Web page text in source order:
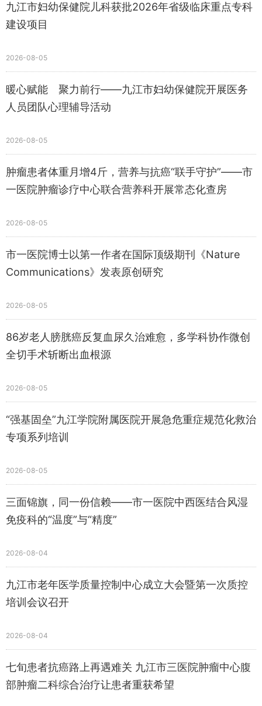
九江市妇幼保健院儿科获批2026年省级临床重点专科
建设项目
2026-08-05
暖心赋能 聚力前行——九江市妇幼保健院开展医务
人员团队心理辅导活动
2026-08-05
肿瘤患者体重月增4斤，营养与抗癌“联手守护”——市
一医院肿瘤诊疗中心联合营养科开展常态化查房
2026-08-05
市一医院博士以第一作者在国际顶级期刊《Nature
Communications》发表原创研究
2026-08-05
86岁老人膀胱癌反复血尿久治难愈，多学科协作微创
全切手术斩断出血根源
2026-08-05
“强基固垒”九江学院附属医院开展急危重症规范化救治
专项系列培训
2026-08-05
三面锦旗，同一份信赖——市一医院中西医结合风湿
免疫科的“温度”与“精度”
2026-08-04
九江市老年医学质量控制中心成立大会暨第一次质控
培训会议召开
2026-08-04
七旬患者抗癌路上再遇难关 九江市三医院肿瘤中心腹
部肿瘤二科综合治疗让患者重获希望